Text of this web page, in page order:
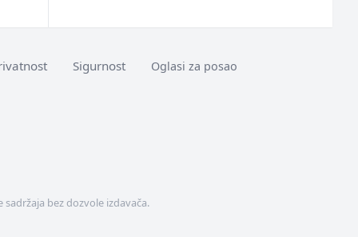
Sigurnost Oglasi za posao
bez dozvole izdavača.